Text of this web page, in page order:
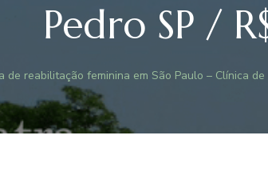
Pedro SP /
de reabilitação feminina em São Paulo – Clínica